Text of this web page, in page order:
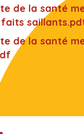
de la santé
de la santé